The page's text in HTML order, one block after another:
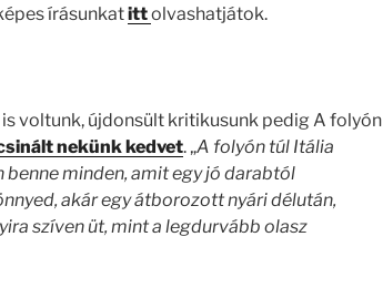
írásunkatittolvashatjátok.
is voltunk, újdonsült kritikusunk pedig A folyón
nekünk kedvet. „A folyón túl Itália
minden, amit egy jó darabtól
akár egy átborozott nyári délután,
szíven üt, mint a legdurvább olasz